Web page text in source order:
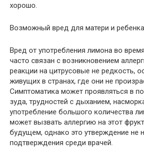
хорошо.
Возможный вред для матери и ребенка
Вред от употребления лимона во
часто связан с возникновением
реакции на цитрусовые не редкость,
живущих в странах, где они не
Симптоматика может проявляться в
зуда, трудностей с дыханием,
употребление большого количества
может вызвать аллергию на этот
будущем, однако это утверждение не
подтверждения среди врачей.